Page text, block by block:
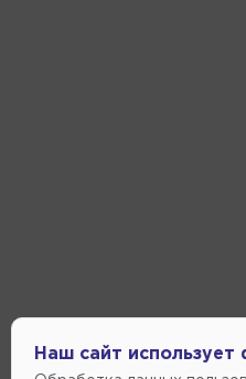
Наш сайт